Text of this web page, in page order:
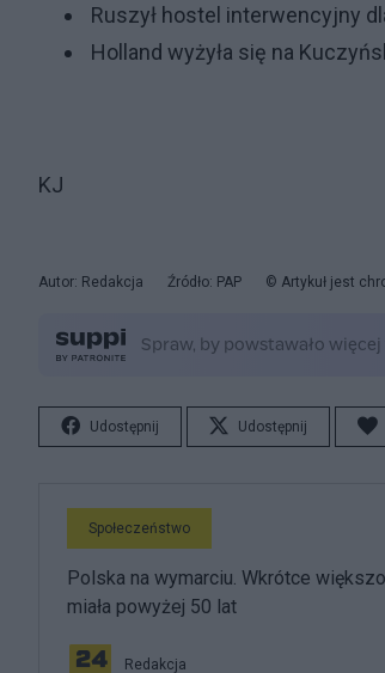
Ruszył hostel interwencyjny
Holland wyżyła się na
KJ
Autor: Redakcja Źródło: PAP © Artykuł jest
Udostępnij Udostępnij
Społeczeństwo
Polska na wymarciu. Wkrótce
miała powyżej 50 lat
Redakcja